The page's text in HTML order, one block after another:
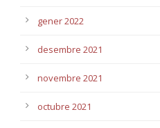
gener 2022
desembre 2021
novembre 2021
octubre 2021